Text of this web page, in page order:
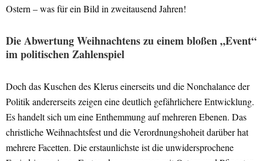
Ostern – was für ein Bild in zweitausend Jahren!
Die Abwertung Weihnachtens zu einem bloßen „Event“
im politischen Zahlenspiel
Doch das Kuschen des Klerus einerseits und die Nonchalance der
Politik andererseits zeigen eine deutlich gefährlichere Entwicklung.
Es handelt sich um eine Enthemmung auf mehreren Ebenen. Das
christliche Weihnachtsfest und die Verordnungshoheit darüber hat
mehrere Facetten. Die erstaunlichste ist die unwidersprochene